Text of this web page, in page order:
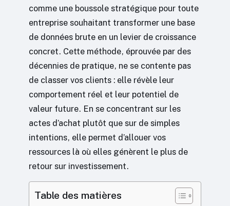
comme une boussole stratégique pour toute
entreprise souhaitant transformer une base
de données brute en un levier de croissance
concret. Cette méthode, éprouvée par des
décennies de pratique, ne se contente pas
de classer vos clients : elle révèle leur
comportement réel et leur potentiel de
valeur future. En se concentrant sur les
actes d’achat plutôt que sur de simples
intentions, elle permet d’allouer vos
ressources là où elles génèrent le plus de
retour sur investissement.
Table des matières